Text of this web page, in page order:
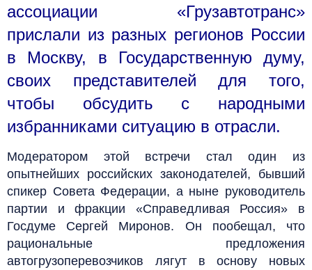
ассоциации «Грузавтотранс»
прислали из разных регионов России
в Москву, в Государственную думу,
своих представителей для того,
чтобы обсудить с народными
избранниками ситуацию в отрасли.
Модератором этой встречи стал один из
опытнейших российских законодателей, бывший
спикер Совета Федерации, а ныне руководитель
партии и фракции «Справедливая Россия» в
Госдуме Сергей Миронов. Он пообещал, что
рациональные предложения
автогрузоперевозчиков лягут в основу новых